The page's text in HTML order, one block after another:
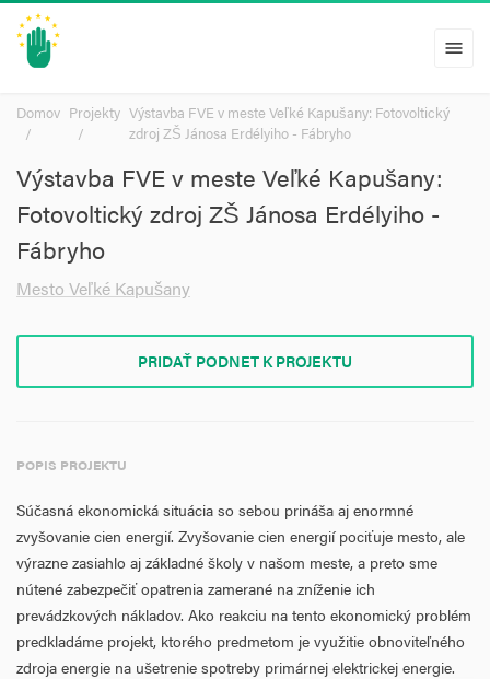
menu
Domov Projekty Výstavba FVE v meste Veľké Kapušany: Fotovoltický
zdroj ZŠ Jánosa Erdélyiho - Fábryho
Výstavba FVE v meste Veľké Kapušany:
Fotovoltický zdroj ZŠ Jánosa Erdélyiho -
Fábryho
Mesto Veľké Kapušany
PRIDAŤ PODNET K PROJEKTU
POPIS PROJEKTU
Súčasná ekonomická situácia so sebou prináša aj enormné
zvyšovanie cien energií. Zvyšovanie cien energií pociťuje mesto, ale
výrazne zasiahlo aj základné školy v našom meste, a preto sme
nútené zabezpečiť opatrenia zamerané na zníženie ich
prevádzkových nákladov. Ako reakciu na tento ekonomický problém
predkladáme projekt, ktorého predmetom je využitie obnoviteľného
zdroja energie na ušetrenie spotreby primárnej elektrickej energie.